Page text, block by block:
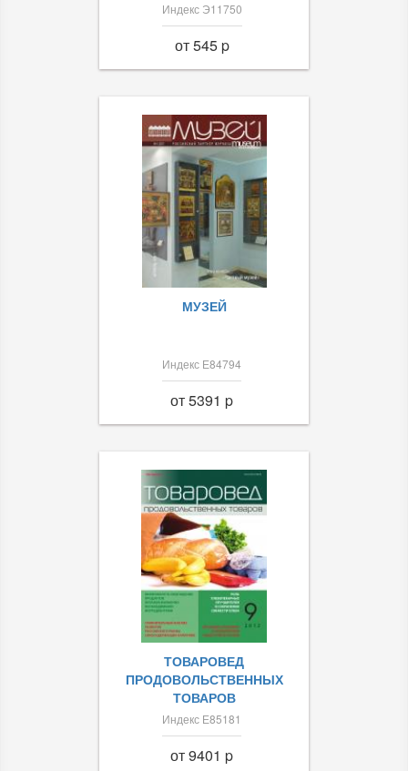
Индекс Э11750
от 545 p
МУЗЕЙ
Индекс Е84794
от 5391 p
ТОВАРОВЕД
ПРОДОВОЛЬСТВЕННЫХ
ТОВАРОВ
Индекс Е85181
от 9401 p